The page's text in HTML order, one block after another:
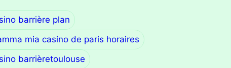
barrière plan
mia casino de paris horaires
barrièretoulouse